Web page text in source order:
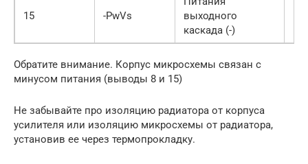
15 -PwVs
выходного
каскада (-)
Обратите внимание. Корпус микросхемы связан с
минусом питания (выводы 8 и 15)
Не забывайте про изоляцию радиатора от корпуса
усилителя или изоляцию микросхемы от радиатора,
установив ее через термопрокладку.